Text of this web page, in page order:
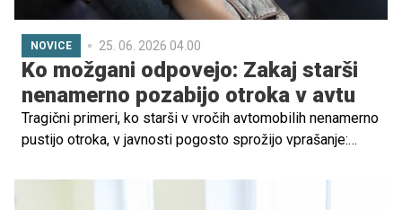
NOVICE 25. 06. 2026 04.00
Ko možgani odpovejo: Zakaj starši
nenamerno pozabijo otroka v avtu
Tragični primeri, ko starši v vročih avtomobilih nenamerno
pustijo otroka, v javnosti pogosto sprožijo vprašanje:
takih primerih praviloma ne gre za zanemarjanje, temveč